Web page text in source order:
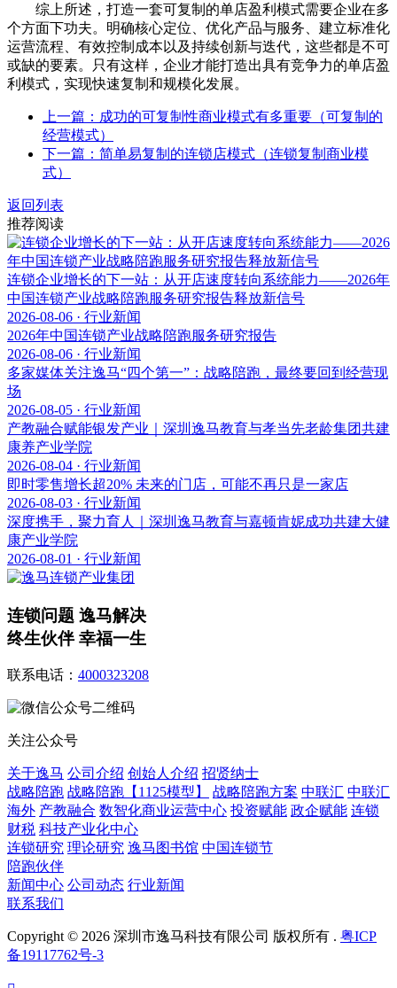
综上所述，打造一套可复制的单店盈利模式需要企业在多
个方面下功夫。明确核心定位、优化产品与服务、建立标准化
运营流程、有效控制成本以及持续创新与迭代，这些都是不可
或缺的要素。只有这样，企业才能打造出具有竞争力的单店盈
利模式，实现快速复制和规模化发展。
上一篇：成功的可复制性商业模式有多重要（可复制的
经营模式）
下一篇：简单易复制的连锁店模式（连锁复制商业模
式）
返回列表
推荐阅读
连锁企业增长的下一站：从开店速度转向系统能力——2026年
中国连锁产业战略陪跑服务研究报告释放新信号
2026-08-06 · 行业新闻
2026年中国连锁产业战略陪跑服务研究报告
2026-08-06 · 行业新闻
多家媒体关注逸马“四个第一”：战略陪跑，最终要回到经营现
场
2026-08-05 · 行业新闻
产教融合赋能银发产业｜深圳逸马教育与孝当先老龄集团共建
康养产业学院
2026-08-04 · 行业新闻
即时零售增长超20% 未来的门店，可能不再只是一家店
2026-08-03 · 行业新闻
深度携手，聚力育人｜深圳逸马教育与嘉顿肯妮成功共建大健
康产业学院
2026-08-01 · 行业新闻
连锁问题 逸马解决
终生伙伴 幸福一生
联系电话： 4000323208
关注公众号
关于逸马 公司介绍 创始人介绍 招贤纳士
战略陪跑 战略陪跑【1125模型】 战略陪跑方案 中联汇 中联汇
海外 产教融合 数智化商业运营中心 投资赋能 政企赋能 连锁
财税 科技产业化中心
连锁研究 理论研究 逸马图书馆 中国连锁节
陪跑伙伴
新闻中心 公司动态 行业新闻
联系我们
Copyright © 2026 深圳市逸马科技有限公司 版权所有 . 粤ICP
备19117762号-3